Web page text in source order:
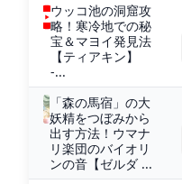
ウッコ池の洞窟攻
略！寒冷地での秘
宝＆マヨイ発見法
【ティアキン】
-...
「森の馬宿」の大
妖精をつぼみから
出す方法！ウマナ
リ楽団のバイオリ
ンの音【ゼルダ ...